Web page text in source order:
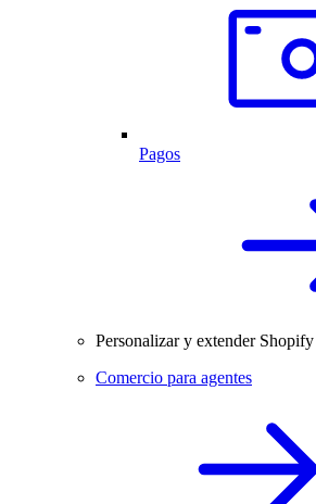
Pagos
Personalizar y extender Shopify
Comercio para agentes